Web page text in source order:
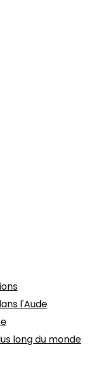
l'Aude
long du monde